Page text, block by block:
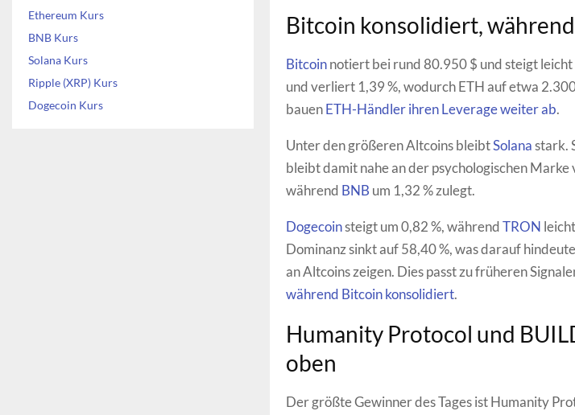
Bitcoin konsolidiert,
Bitcoinnotiert bei rund 80.950 $ und steigt leicht
und verliert 1,39 %, wodurch ETH auf etwa
bauenETH-Händler ihren Leverage weiter ab.
Unter den größeren Altcoins bleibtSolanastark.
bleibt damit nahe an der psychologischen Marke
während BNB um 1,32 % zulegt.
Dogecoinsteigt um 0,82 %, währendTRON
Dominanz sinkt auf 58,40 %, was darauf
an Altcoins zeigen. Dies passt zu früheren
während Bitcoin konsolidiert.
Humanity Protocol und
oben
Der größte Gewinner des Tages ist Humanity
Ethereum Kurs
BNB Kurs
Solana Kurs
Ripple (XRP) Kurs
Dogecoin Kurs